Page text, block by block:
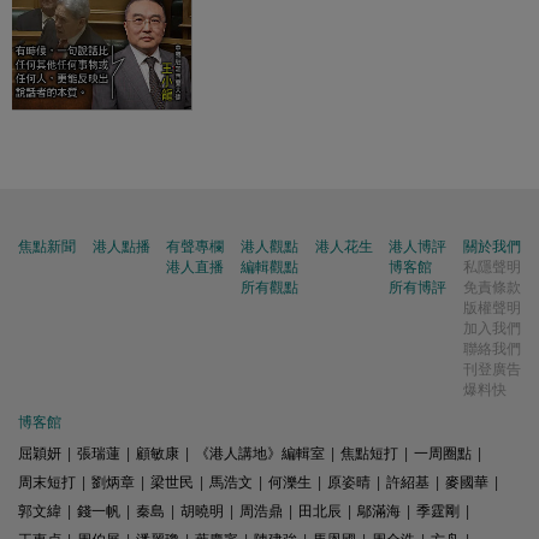
焦點新聞 港人點播
有聲專欄
港人直播
港人觀點
編輯觀點
所有觀點
港人花生
港人博評
博客館
所有博評
關於我們
私隱聲明
免責條款
版權聲明
加入我們
聯絡我們
刊登廣告
爆料快
博客館
屈穎妍
張瑞蓮 顧敏康 《港人講地》編輯室 焦點短打 一周圈點
周末短打
劉炳章 梁世民 馬浩文 何濼生 原姿晴 許紹基 麥國華
郭文緯
錢一帆 秦島 胡曉明 周浩鼎 田北辰 鄔滿海 季霆剛